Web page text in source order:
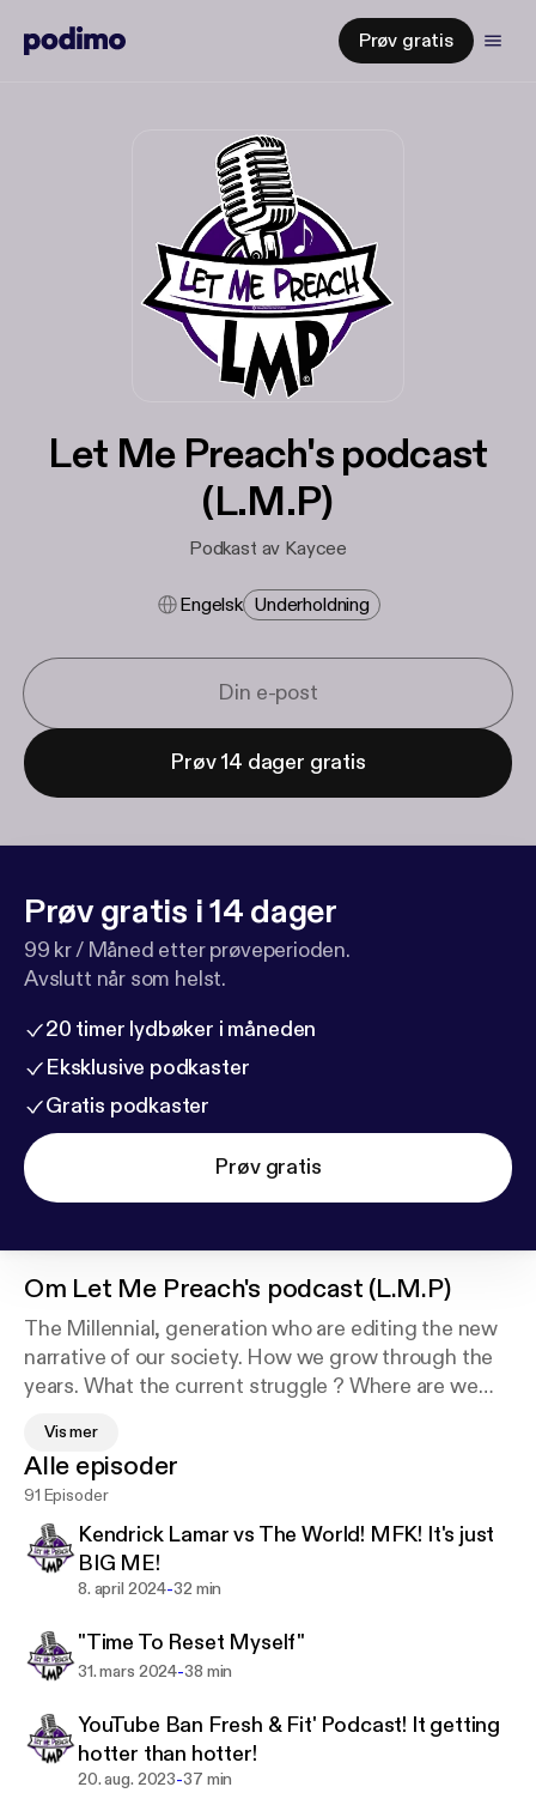
Prøv gratis
Let Me Preach's podcast
(L.M.P)
Podkast av Kaycee
Engelsk Underholdning
Prøv 14 dager gratis
Prøv gratis i 14 dager
99 kr / Måned etter prøveperioden.
Avslutt når som helst.
20 timer lydbøker i måneden
Eksklusive podkaster
Gratis podkaster
Prøv gratis
Om Let Me Preach's podcast (L.M.P)
The Millennial, generation who are editing the new
narrative of our society. How we grow through the
years. What the current struggle ? Where are we
Entertaining talk-show with many topics and more
subject about “adulting” (being a adult).
Hosted by Kaycee, young funny individual who
animated conversations with his audience and
contacts (friends, family and more public figures).
true story!
“Alwaays Good, Always Pretty” ~ kaycee
Vis mer
Alle episoder
91 Episoder
Kendrick Lamar vs The World! MFK! It's just
BIG ME!
8. april 2024-32 min
"Time To Reset Myself"
31. mars 2024-38 min
YouTube Ban Fresh & Fit' Podcast! It getting
hotter than hotter!
20. aug. 2023-37 min